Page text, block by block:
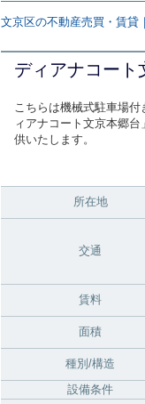
文京区の不動産売買・賃貸
ディアナコート
こちらは機械式駐車場
ィアナコート文京本郷
供いたします。
所在地
交通
賃料
面積
種別/構造
設備条件